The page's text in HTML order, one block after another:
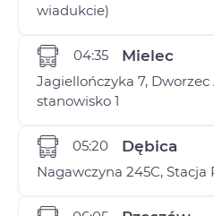
wiadukcie)
04:35 Mielec
Jagiellończyka 7,
stanowisko 1
05:20 Dębica
Nagawczyna 245C, Stacja